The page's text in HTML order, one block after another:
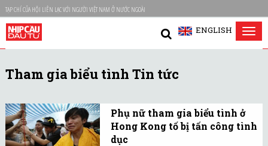
TẠP CHÍ CỦA HỘI LIÊN LẠC VỚI NGƯỜI VIỆT NAM Ở NƯỚC NGOÀI
ENGLISH
Tham gia biểu tình Tin tức
Phụ nữ tham gia biểu tình ở
Hong Kong tố bị tấn công tình
dục